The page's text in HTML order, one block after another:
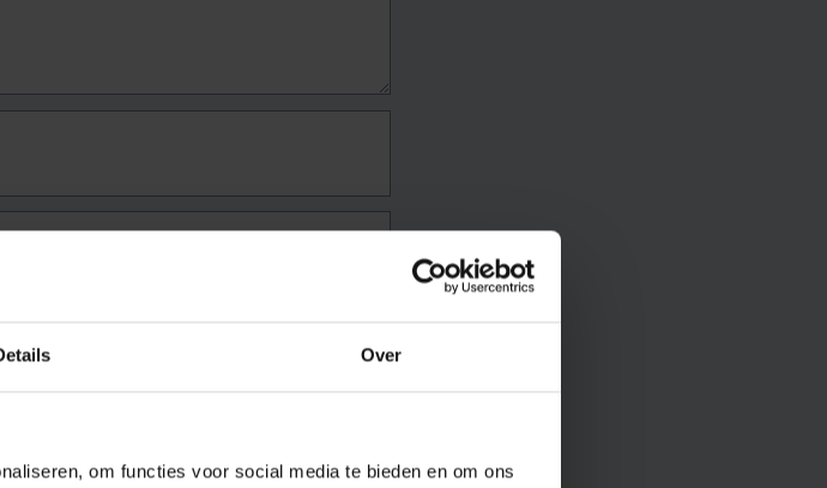
Over
om functies voor social media te bieden en om ons